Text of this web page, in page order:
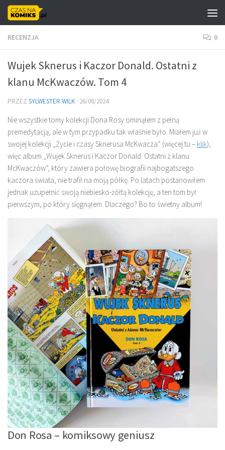
Skip to content
RECENZJA 0
Wujek Sknerus i Kaczor Donald. Ostatni z
klanu McKwaczów. Tom 4
PRZEZ SYLWESTER WILK · 26/08/2024
Nie wszystkie tomy kolekcji Dona Rosy ominąłem z pełną
premedytacją, ale w tym przypadku tak właśnie było. Miałem już w
swojej kolekcji „Życie i czasy Sknerusa McKwacza” (więcej tu – klik),
więc album „Wujek Sknerus i Kaczor Donald. Ostatni z klanu
McKwaczów”, który zawiera połowę biografii najbogatszego
kaczora świata, nie trafił na moją półkę. Po latach postanowiłem
jednak uzupełnić swoją niebiesko-żółtą kolekcję, a ten tom był
pierwszym, po który sięgnąłem. Dlaczego? Bo to świetny album!
Don Rosa – komiksowy geniusz